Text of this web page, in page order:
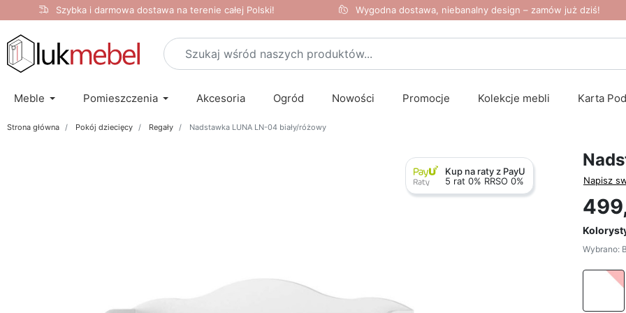
Szybka i darmowa dostawa na terenie całej Polski! Wygodna dostawa, niebanalny design – zamów już dziś!
Meble Pomieszczenia Akcesoria Ogród Nowości Promocje Kolekcje mebli Karta
Strona główna Pokój dziecięcy Regały Nadstawka LUNA LN-04 biały/różowy
Kup na raty z PayU
5 rat 0% RRSO 0%
Napisz
Wybrano: